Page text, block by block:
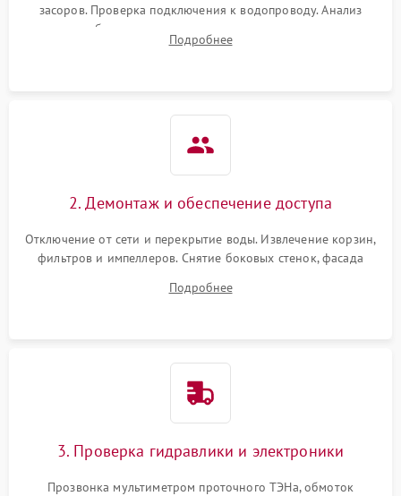
засоров. Проверка подключения к водопроводу. Анализ
жалоб на отсутствие слива, нагрева, вращения
разбрызгивателей или срабатывание системы защиты
Подробнее
2. Демонтаж и обеспечение доступа
Отключение от сети и перекрытие воды. Извлечение корзин,
фильтров и импеллеров. Снятие боковых стенок, фасада
циркуляционному насосу, ТЭНу и сливной помпе.
Подробнее
3. Проверка гидравлики и электроники
Прозвонка мультиметром проточного ТЭНа, обмоток